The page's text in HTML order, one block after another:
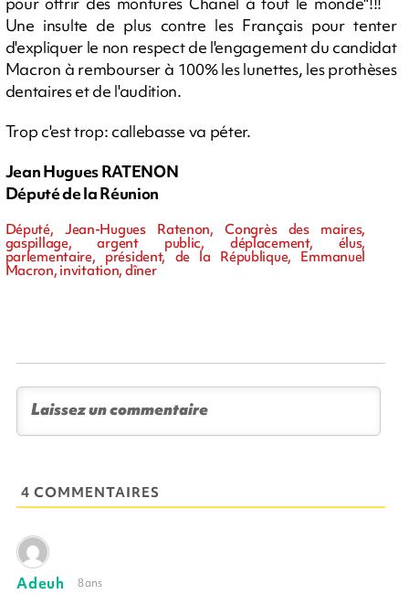
Une insulte de plus contre les Français pour tenter
d'expliquer le non respect de l'engagement du candidat
Macron à rembourser à 100% les lunettes, les prothèses
dentaires et de l'audition.
Trop c'est trop: callebasse va péter.
Jean Hugues RATENON
Député de la Réunion
Député, Jean-Hugues Ratenon, Congrès des maires,
gaspillage, argent public, déplacement, élus,
parlementaire, président, de la République, Emmanuel
Macron, invitation, dîner
4 COMMENTAIRES
Adeuh 8 ans